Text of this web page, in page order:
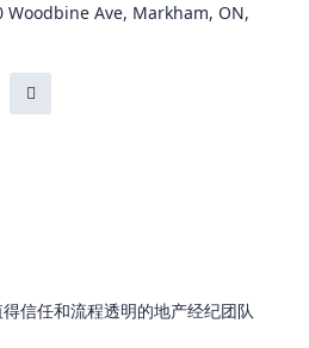
Woodbine Ave, Markham, ON,
信任和流程透明的地产经纪团队